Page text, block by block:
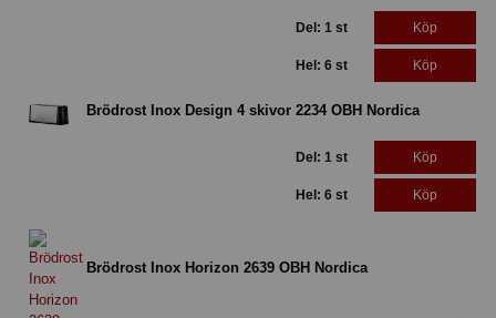
Del: 1 st Köp
Hel: 6 st Köp
Brödrost Inox Design 4 skivor 2234 OBH Nordica
Del: 1 st Köp
Hel: 6 st Köp
Brödrost Inox Horizon 2639 OBH Nordica